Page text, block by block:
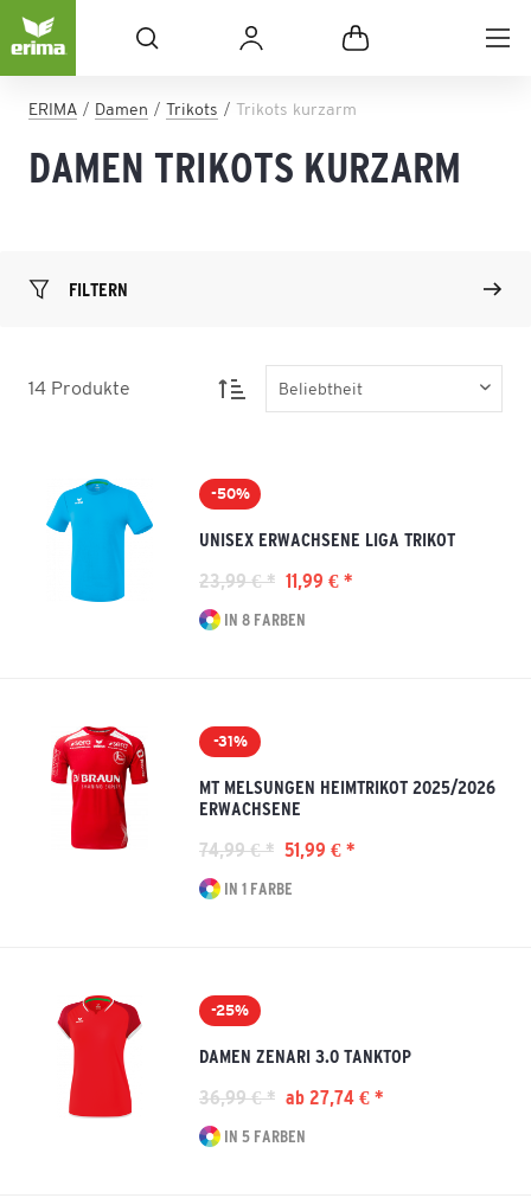
ERIMA Damen Trikots Trikots kurzarm
DAMEN TRIKOTS KURZARM
FILTERN
14 Produkte
-50%
UNISEX ERWACHSENE LIGA TRIKOT
23,99 € * 11,99 € *
IN 8 FARBEN
-31%
MT MELSUNGEN HEIMTRIKOT 2025/2026
ERWACHSENE
74,99 € * 51,99 € *
IN 1 FARBE
-25%
DAMEN ZENARI 3.0 TANKTOP
36,99 € * ab 27,74 € *
IN 5 FARBEN